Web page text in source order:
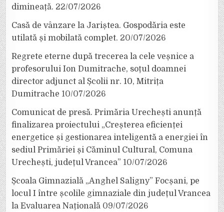
dimineață. 22/07/2026
Casă de vânzare la Jariștea. Gospodăria este
utilată și mobilată complet. 20/07/2026
Regrete eterne după trecerea la cele veșnice a
profesorului Ion Dumitrache, soțul doamnei
director adjunct al Școlii nr. 10, Mitrița
Dumitrache 10/07/2026
Comunicat de presă. Primăria Urechești anunță
finalizarea proiectului „Creșterea eficienței
energetice și gestionarea inteligentă a energiei în
sediul Primăriei și Căminul Cultural, Comuna
Urechești, județul Vrancea” 10/07/2026
Școala Gimnazială „Anghel Saligny” Focșani, pe
locul I între școlile gimnaziale din județul Vrancea
la Evaluarea Națională 09/07/2026